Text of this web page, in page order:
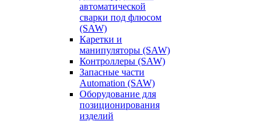
автоматической
сварки под флюсом
(SAW)
Каретки и
манипуляторы (SAW)
Контроллеры (SAW)
Запасные части
Automation (SAW)
Оборудование для
позиционирования
изделий